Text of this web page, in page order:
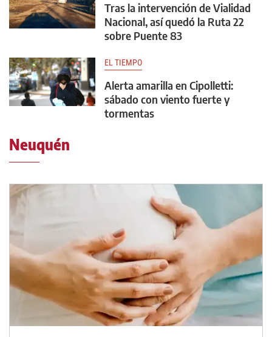
Tras la intervención de Vialidad
Nacional, así quedó la Ruta 22
sobre Puente 83
EL TIEMPO
Alerta amarilla en Cipolletti:
sábado con viento fuerte y
tormentas
Neuquén